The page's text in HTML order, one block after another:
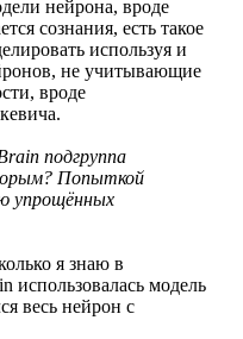
нейрона, вроде
сознания, есть такое
используя и
не учитывающие
вроде
подгруппа
Попыткой
упрощённых
я знаю в
использовалась модель
весь нейрон с